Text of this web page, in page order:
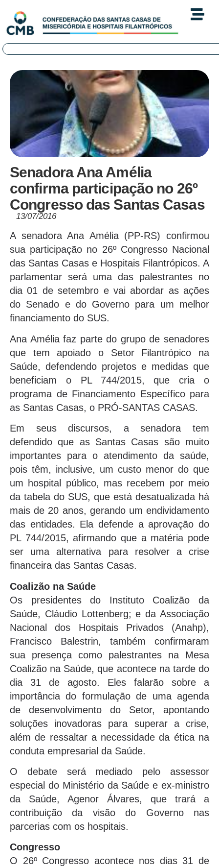
Senadora Ana Amélia
confirma participação no 26º
Congresso das Santas Casas
13/07/2016
A senadora Ana Amélia (PP-RS) confirmou
sua participação no 26º Congresso Nacional
das Santas Casas e Hospitais Filantrópicos. A
parlamentar será uma das palestrantes no
dia 01 de setembro e vai abordar as ações
do Senado e do Governo para um melhor
financiamento do SUS.
Ana Amélia faz parte do grupo de senadores
que tem apoiado o Setor Filantrópico na
Saúde, defendendo projetos e medidas que
beneficiam o PL 744/2015, que cria o
programa de Financiamento Específico para
as Santas Casas, o PRÓ-SANTAS CASAS.
Em seus discursos, a senadora tem
defendido que as Santas Casas são muito
importantes para o atendimento da saúde,
pois têm, inclusive, um custo menor do que
um hospital público, mas recebem por meio
da tabela do SUS, que está desatualizada há
mais de 20 anos, gerando um endividamento
das entidades. Ela defende a aprovação do
PL 744/2015, afirmando que a matéria pode
ser uma alternativa para resolver a crise
financeira das Santas Casas.
Coalizão na Saúde
Os presidentes do Instituto Coalizão da
Saúde, Cláudio Lottenberg; e da Associação
Nacional dos Hospitais Privados (Anahp),
Francisco Balestrin, também confirmaram
sua presença como palestrantes na Mesa
Coalizão na Saúde, que acontece na tarde do
dia 31 de agosto. Eles falarão sobre a
importância do formulação de uma agenda
de desenvolvimento do Setor, apontando
soluções inovadoras para superar a crise,
além de ressaltar a necessidade da ética na
conduta empresarial da Saúde.
O debate será mediado pelo assessor
especial do Ministério da Saúde e ex-ministro
da Saúde, Agenor Álvares, que trará a
contribuição da visão do Governo nas
parcerias com os hospitais.
Congresso
O 26º Congresso acontece nos dias 31 de